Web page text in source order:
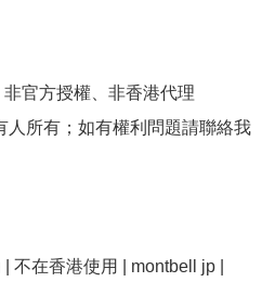
官方授權、非香港代理
人所有；如有權利問題請聯絡我
不在香港使用 | montbell jp |